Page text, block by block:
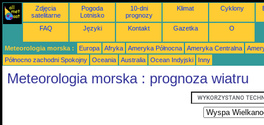
Zdjęcia
satelitarne
Pogoda
Lotnisko
10-dni
prognozy
Klimat Cyklony
FAQ Języki Kontakt Gazetka O
Meteorologia morska : Europa Afryka Ameryka Północna Ameryka Centralna
Północno zachodni Spokojny
Oceania Australia Ocean Indyjski Inny
Meteorologia morska : prognoza wiatru